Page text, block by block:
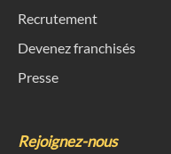
Recrutement
Devenez franchisés
Presse
Rejoignez-nous